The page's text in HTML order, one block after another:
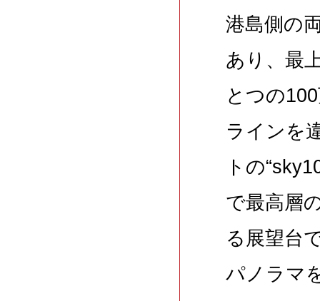
港島側の
あり、最
とつの
ラインを
トの
で最高層
る展望台
パノラマ